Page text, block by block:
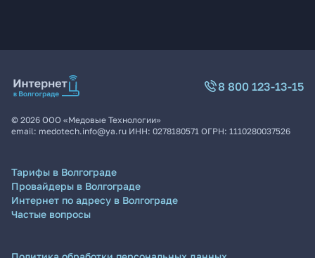
8 800 123-13-15
© 2026 ООО «Медовые Технологии»
email: medotech.info@ya.ru ИНН: 0278180571 ОГРН: 1110280037526
Тарифы в Волгограде
Провайдеры в Волгограде
Интернет по адресу в Волгограде
Частые вопросы